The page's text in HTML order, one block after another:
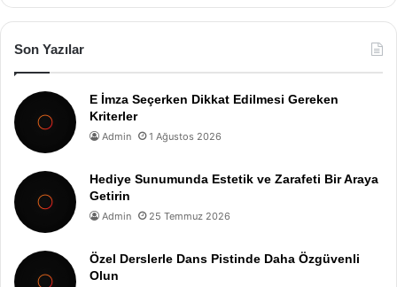
Son Yazılar
E İmza Seçerken Dikkat Edilmesi Gereken
Kriterler
Admin 1 Ağustos 2026
Hediye Sunumunda Estetik ve Zarafeti Bir Araya
Getirin
Admin 25 Temmuz 2026
Özel Derslerle Dans Pistinde Daha Özgüvenli
Olun